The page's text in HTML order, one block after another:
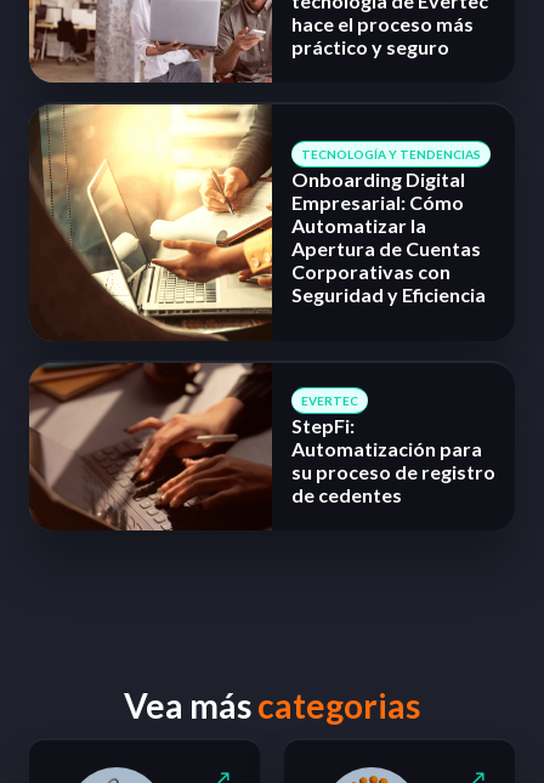
hace el proceso más
práctico y seguro
TECNOLOGÍA Y TENDENCIAS
Onboarding Digital
Empresarial: Cómo
Automatizar la
Apertura de Cuentas
Corporativas con
Seguridad y Eficiencia
EVERTEC
StepFi:
Automatización para
su proceso de registro
de cedentes
Vea máscategorias